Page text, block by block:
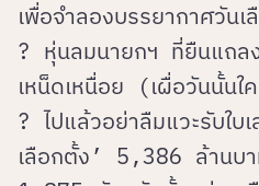
เพื่อจำลองบรรยากาศวันเ
? หุ่นลมนายกฯ ที่ยืนแถลง
เหน็ดเหนื่อย (เผื่อวันนั้นใ
? ไปแล้วอย่าลืมแวะรับใบ
เลือกตั้ง’ 5,386 ล้านบา